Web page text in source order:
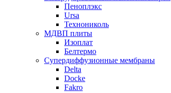
Пеноплэкс
Ursa
Технониколь
МДВП плиты
Изоплат
Белтермо
Супердиффузионные мембраны
Delta
Docke
Fakro